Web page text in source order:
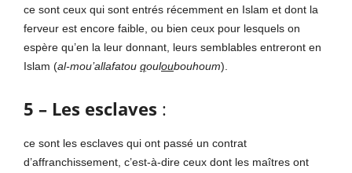
ce sont ceux qui sont entrés récemment en Islam et dont la
ferveur est encore faible, ou bien ceux pour lesquels on
espère qu’en la leur donnant, leurs semblables entreront en
Islam (al-mou’allafatou qouloubouhoum).
5 – Les esclaves :
ce sont les esclaves qui ont passé un contrat
d’affranchissement, c’est-à-dire ceux dont les maîtres ont